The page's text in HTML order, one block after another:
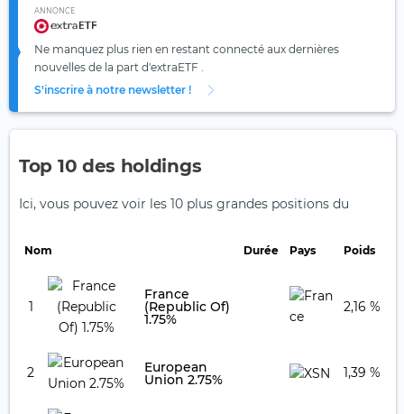
ANNONCE
Ne manquez plus rien en restant connecté aux dernières
nouvelles de la part d'extraETF .
S'inscrire à notre newsletter !
Top 10 des holdings
Ici, vous pouvez voir les 10 plus grandes positions du
Nom Durée Pays Poids
1
France
(Republic Of)
1.75%
2,16 %
2 European
Union 2.75% 1,39 %